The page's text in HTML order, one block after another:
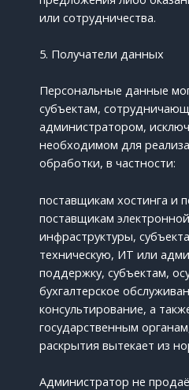
или сотрудничества.
5. Получатели данных
Персональные данные
субъектам,
администратором,
необходимом для
обработки, в частности:
поставщикам хостинга и
поставщикам
инфраструктуры,
техническую, ИТ или
поддержку, субъектам,
бухгалтерское
консультирование, а
государственным
раскрытия вытекает из
Администратор не